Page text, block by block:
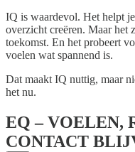
IQ is waardevol. Het helpt
overzicht creëren. Maar het
toekomst. En het probeert
voelen wat spannend is.
Dat maakt IQ nuttig, maar
het nu.
EQ – VOELEN,
CONTACT